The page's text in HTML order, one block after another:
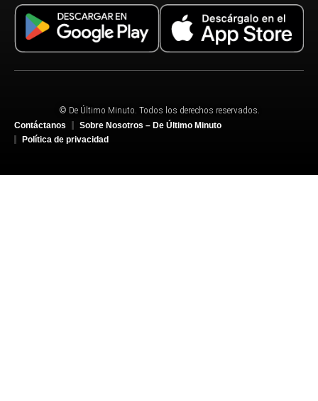
© De Último Minuto. Todos los derechos reservados.
Contáctanos
Sobre Nosotros – De Último Minuto
Política de privacidad